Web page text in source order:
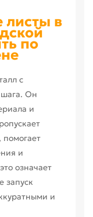
в
по
с
шага. Он
и
помогает
и
означает
запуск
и